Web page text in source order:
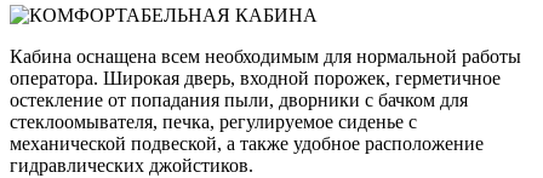
Кабина оснащена всем необходимым для нормальной работы
оператора. Широкая дверь, входной порожек, герметичное
остекление от попадания пыли, дворники с бачком для
стеклоомывателя, печка, регулируемое сиденье с
механической подвеской, а также удобное расположение
гидравлических джойстиков.